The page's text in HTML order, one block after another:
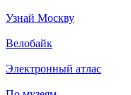
Узнай Москву
Велобайк
Электронный атлас